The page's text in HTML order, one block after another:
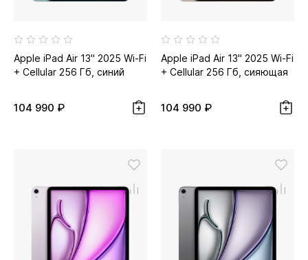
Apple iPad Air 13" 2025 Wi-Fi
+ Cellular 256 Гб, синий
104 990 ₽
Apple iPad Air 13" 2025 Wi-Fi
+ Cellular 256 Гб, сияющая
104 990 ₽